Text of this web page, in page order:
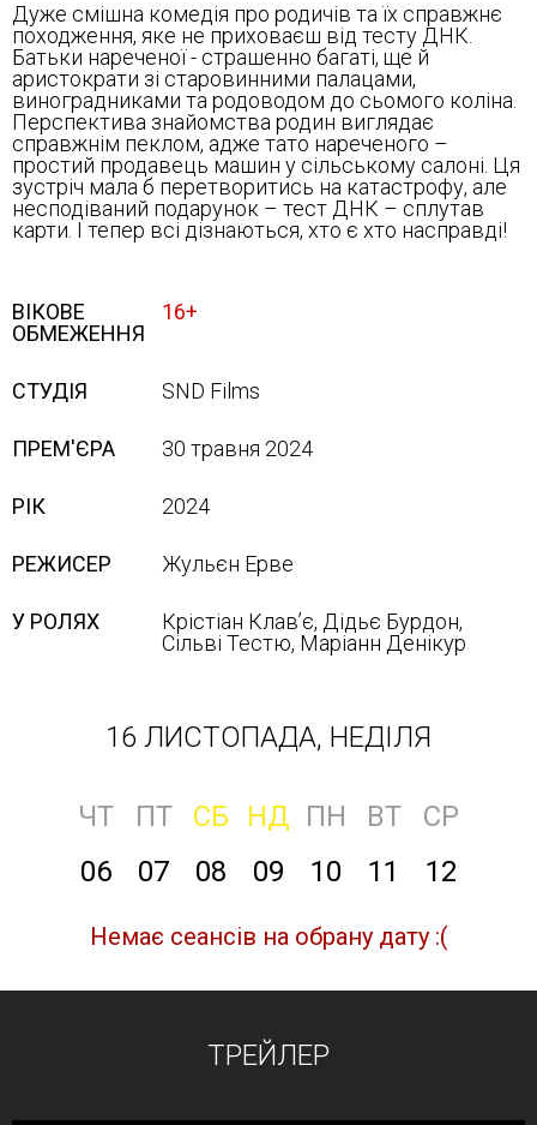
Дуже смішна комедія про родичів та їх справжнє
походження, яке не приховаєш від тесту ДНК.
Батьки нареченої - страшенно багаті, ще й
аристократи зі старовинними палацами,
виноградниками та родоводом до сьомого коліна.
Перспектива знайомства родин виглядає
справжнім пеклом, адже тато нареченого –
простий продавець машин у сільському салоні. Ця
зустріч мала б перетворитись на катастрофу, але
несподіваний подарунок – тест ДНК – сплутав
карти. І тепер всі дізнаються, хто є хто насправді!
ВІКОВЕ
ОБМЕЖЕННЯ
16+
СТУДІЯ SND Films
ПРЕМ'ЄРА 30 травня 2024
РІК 2024
РЕЖИСЕР Жульєн Ерве
У РОЛЯХ
Крістіан Клав’є, Дідьє Бурдон,
Сільві Тестю, Маріанн Денікур
16 ЛИСТОПАДА, НЕДІЛЯ
ЧТ ПТ СБ НД ПН ВТ
СР
06
07 08 09 10 11 12
Немає сеансів на обрану дату :(
ТРЕЙЛЕР